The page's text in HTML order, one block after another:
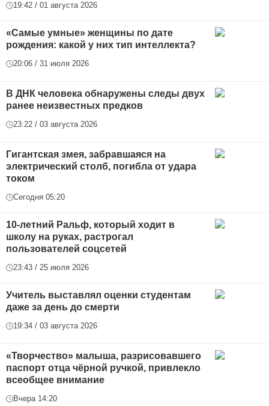
19:42 / 01 августа 2026
«Самые умные» женщины по дате
рождения: какой у них тип интеллекта?
20:06 / 31 июля 2026
В ДНК человека обнаружены следы двух
ранее неизвестных предков
23:22 / 03 августа 2026
Гигантская змея, забравшаяся на
электрический столб, погибла от удара
током
Сегодня 05:20
10-летний Ральф, который ходит в
школу на руках, растрогал
пользователей соцсетей
23:43 / 25 июля 2026
Учитель выставлял оценки студентам
даже за день до смерти
19:34 / 03 августа 2026
«Творчество» малыша, разрисовавшего
паспорт отца чёрной ручкой, привлекло
всеобщее внимание
Вчера 14:20